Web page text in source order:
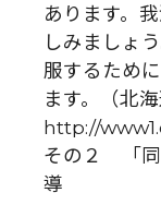
あります。
しみましょ
服するため
ます。（北
http://
その２ 「同
導